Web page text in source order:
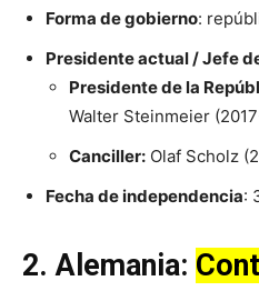
Forma de gobierno:
Presidente actual / Jefe
Presidente de la
Walter Steinmeier
Canciller: Olaf Scholz
Fecha de independencia:
2.Alemania: